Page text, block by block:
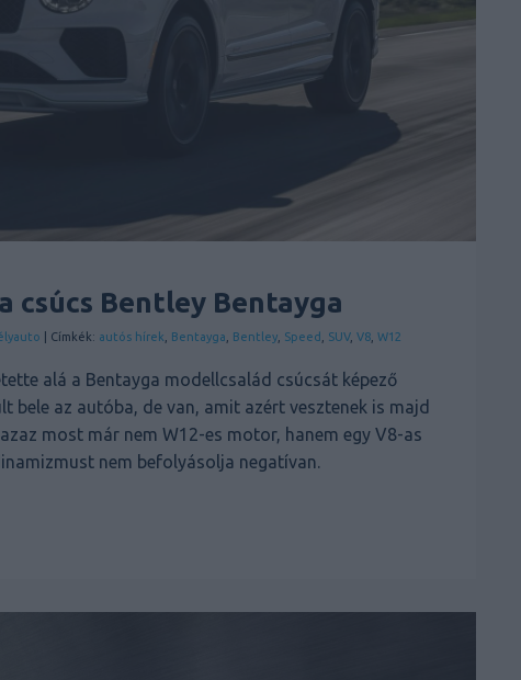
csúcs Bentley Bentayga
| Címkék: autós hírek, Bentayga, Bentley, Speed , SUV, V8, W12
alá a Bentayga modellcsalád csúcsát képező
bele az autóba, de van, amit azért vesztenek is majd
most már nem W12-es motor, hanem egy V8-as
nem befolyásolja negatívan.